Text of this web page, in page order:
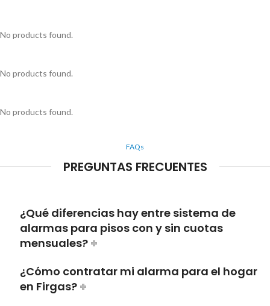
No products found.
No products found.
No products found.
FAQs
PREGUNTAS FRECUENTES
¿Qué diferencias hay entre sistema de
alarmas para pisos con y sin cuotas
mensuales?
¿Cómo contratar mi alarma para el hogar
en Firgas?